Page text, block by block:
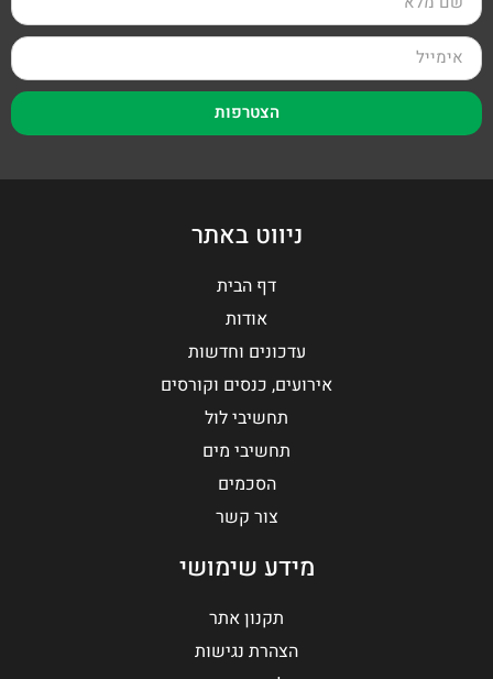
הצטרפות
ניווט באתר
דף הבית
אודות
עדכונים וחדשות
אירועים, כנסים וקורסים
תחשיבי לול
תחשיבי מים
הסכמים
צור קשר
מידע שימושי
תקנון אתר
הצהרת נגישות